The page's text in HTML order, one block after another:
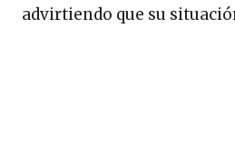
advirtiendo que su